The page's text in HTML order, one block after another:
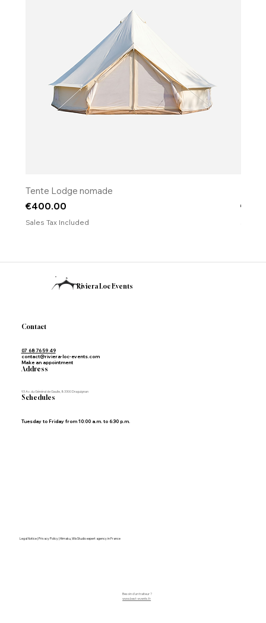
Tente Lodge nomade
Price
€400.00
Sales Tax Included
Price
Riviera Loc Events
Contact
07 68 76 59 49
contact@riviera-loc-events.com
Make an appointment
Address
93 Av. du Général de Gaulle, 83300 Draguignan
Schedules
Tuesday to Friday from 10:00 a.m. to 6:30 p.m.
Besoin d'un traiteur ?
www.best-events.fr
Legal Notice | Privacy Policy | Himaku, Wix Studio expert agency in France